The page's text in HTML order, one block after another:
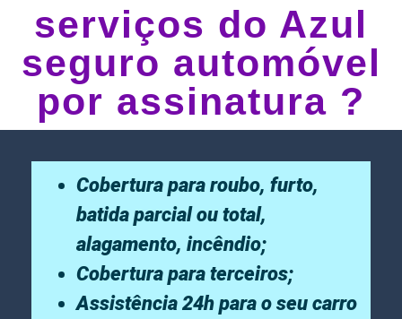
serviços do Azul
seguro automóvel
por assinatura ?
Cobertura para roubo, furto,
batida parcial ou total,
alagamento, incêndio;
Cobertura para terceiros;
Assistência 24h para o seu carro